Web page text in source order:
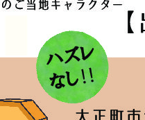
ム 店舗紹介